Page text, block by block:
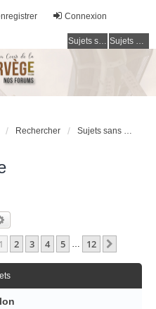
Connexion
Sujets sans réponse Sujets actifs
Rechercher Sujets sans réponse
1Sur
1 2 3 4 5 … 12